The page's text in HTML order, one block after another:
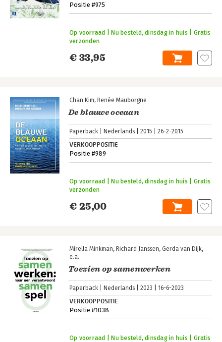
Positie #975
€ 33,95
Op voorraad | Nu besteld, dinsdag in huis | Gratis
verzonden
Chan Kim Renée Mauborgne
De blauwe oceaan
Paperback Nederlands 2015 26-2-2015
VERKOOPPOSITIE
Positie #989
€ 25,00
Op voorraad | Nu besteld, dinsdag in huis | Gratis
verzonden
Mirella Minkman Richard Janssen Gerda van Dijk
e.a.
Toezien op samenwerken
Paperback Nederlands 2023 16-6-2023
VERKOOPPOSITIE
Positie #1038
Op voorraad | Nu besteld, dinsdag in huis | Gratis